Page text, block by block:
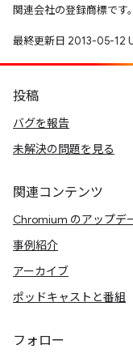
関連会社の登録商標です。
最終更新日 2013-05-12
投稿
バグを報告
未解決の問題を見る
関連コンテンツ
Chromium のアップデ
事例紹介
アーカイブ
ポッドキャストと番組
フォロー